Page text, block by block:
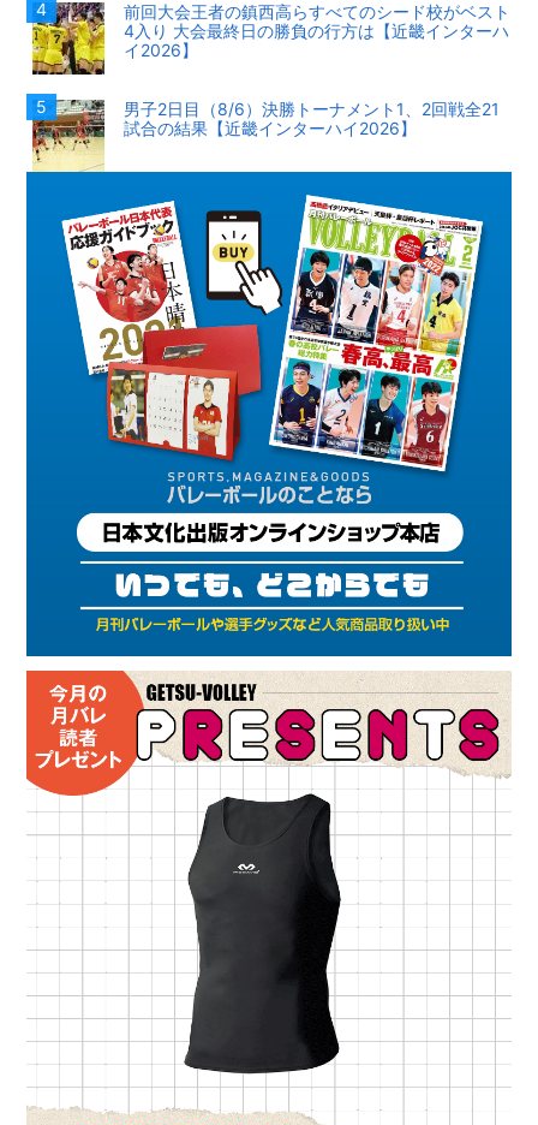
前回大会王者の鎮西高らすべてのシード校がベスト
4入り 大会最終日の勝負の行方は【近畿インターハ
イ2026】
男子2日目（8/6）決勝トーナメント1、2回戦全21
試合の結果【近畿インターハイ2026】